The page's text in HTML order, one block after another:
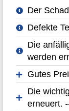
Der
Defekte
Die
werden
Gutes
Die
erneuert.